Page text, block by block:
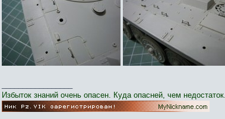
Избыток знаний очень опасен. Куда опасней, чем